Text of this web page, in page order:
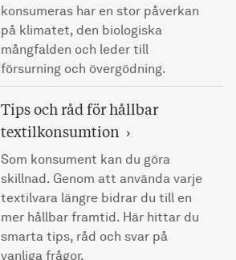
konsumeras har en stor påverkan
på klimatet, den biologiska
mångfalden och leder till
försurning och övergödning.
Tips och råd för hållbar
textilkonsumtion
Som konsument kan du göra
skillnad. Genom att använda varje
textilvara längre bidrar du till en
mer hållbar framtid. Här hittar du
smarta tips, råd och svar på
vanliga frågor.